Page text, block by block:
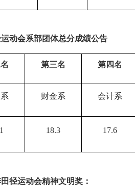
动会系部团体总分成绩公告
第三名 第四名
财金系 会计系
18.3 17.6
径运动会精神文明奖：